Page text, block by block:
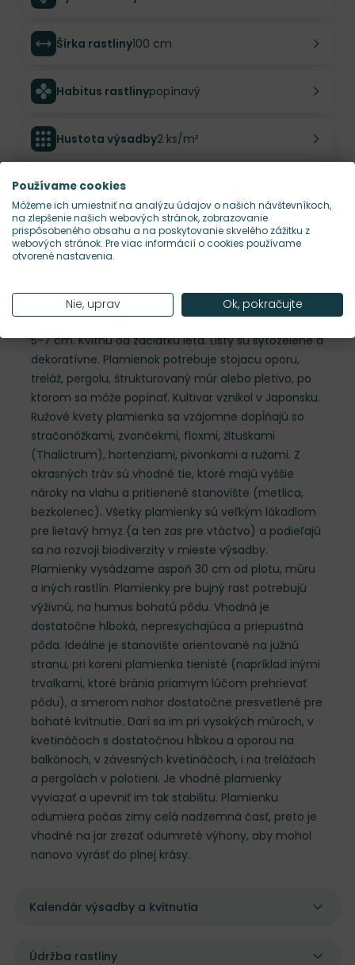
Šírka rastliny100 cm
Habitus rastlinypopínavý
Hustota výsadby2 ks/m²
Nároky na slnko
Popis
Clematis 'Gravetye Beauty' je výnimočný a vzácny
jednoduchým kvetom. Jednotlivé kvety so 4-mi
lupeňmi majú výraznú karmínovú farbu a veľkosť až
5-7 cm. Kvitnú od začiatku leta. Listy sú sýtozelené a
dekoratívne. Plamienok potrebuje stojacu oporu,
treláž, pergolu, štrukturovaný múr alebo pletivo, po
ktorom sa môže popínať. Kultivar vznikol v Japonsku.
Ružové kvety plamienka sa vzájomne dopĺňajú so
stračonôžkami, zvončekmi, floxmi, žltuškami
(Thalictrum), hortenziami, pivonkami a ružami. Z
okrasných tráv sú vhodné tie, ktoré majú vyššie
nároky na vlahu a pritienené stanovište (metlica,
bezkolenec). Všetky plamienky sú veľkým lákadlom
pre lietavý hmyz (a ten zas pre vtáctvo) a podieľajú
sa na rozvoji biodiverzity v mieste výsadby.
Plamienky vysádzame aspoň 30 cm od plotu, múru
a iných rastlín. Plamienky pre bujný rast potrebujú
výživnú, na humus bohatú pôdu. Vhodná je
dostatočne hlboká, nepresychajúca a priepustná
pôda. Ideálne je stanovište orientované na južnú
stranu, pri koreni plamienka tienisté (napríklad inými
trvalkami, ktoré bránia priamym lúčom prehrievať
pôdu), a smerom nahor dostatočne presvetlené pre
bohaté kvitnutie. Darí sa im pri vysokých múroch, v
kvetináčoch s dostatočnou hĺbkou a oporou na
balkónoch, v závesných kvetináčoch, i na trelážach
a pergolách v polotieni. Je vhodné plamienky
vyviazať a upevniť im tak stabilitu. Plamienku
odumiera počas zimy celá nadzemná časť, preto je
vhodné na jar zrezať odumreté výhony, aby mohol
nanovo vyrásť do plnej krásy.
Kalendár výsadby a kvitnutia
Údržba rastliny
Používame cookies
Môžeme ich umiestniť na analýzu údajov o našich návštevníkoch,
na zlepšenie našich webových stránok, zobrazovanie
prispôsobeného obsahu a na poskytovanie skvelého zážitku z
webových stránok. Pre viac informácií o cookies používame
otvorené nastavenia.
Nie, uprav Ok, pokračujte